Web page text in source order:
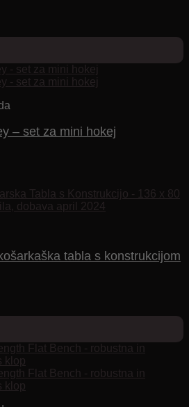
– set za mini hokej
tabla s konstrukcijom